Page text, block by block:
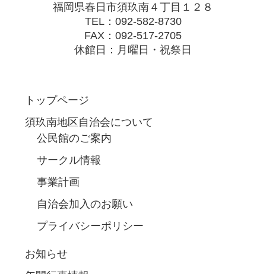
福岡県春日市須玖南４丁目１２８
TEL：092-582-8730
FAX：092-517-2705
休館日：月曜日・祝祭日
トップページ
須玖南地区自治会について
公民館のご案内
サークル情報
事業計画
自治会加入のお願い
プライバシーポリシー
お知らせ